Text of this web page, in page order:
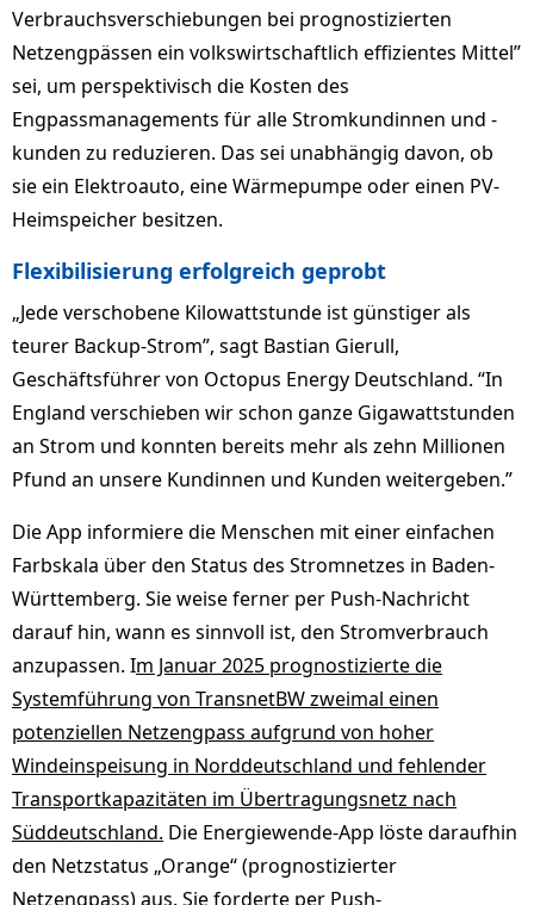
Verbrauchsverschiebungen bei prognostizierten
Netzengpässen ein volkswirtschaftlich effizientes Mittel”
sei, um perspektivisch die Kosten des
Engpassmanagements für alle Stromkundinnen und -
kunden zu reduzieren. Das sei unabhängig davon, ob
sie ein Elektroauto, eine Wärmepumpe oder einen PV-
Heimspeicher besitzen.
Flexibilisierung erfolgreich geprobt
„Jede verschobene Kilowattstunde ist günstiger als
teurer Backup-Strom”, sagt Bastian Gierull,
Geschäftsführer von Octopus Energy Deutschland. “In
England verschieben wir schon ganze Gigawattstunden
an Strom und konnten bereits mehr als zehn Millionen
Pfund an unsere Kundinnen und Kunden weitergeben.”
Die App informiere die Menschen mit einer einfachen
Farbskala über den Status des Stromnetzes in Baden-
Württemberg. Sie weise ferner per Push-Nachricht
darauf hin, wann es sinnvoll ist, den Stromverbrauch
anzupassen. Im Januar 2025 prognostizierte die
Systemführung von TransnetBW zweimal einen
potenziellen Netzengpass aufgrund von hoher
Windeinspeisung in Norddeutschland und fehlender
Transportkapazitäten im Übertragungsnetz nach
Süddeutschland. Die Energiewende-App löste daraufhin
den Netzstatus „Orange“ (prognostizierter
Netzengpass) aus. Sie forderte per Push-